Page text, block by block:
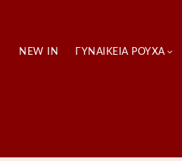
NEW IN ΓΥΝΑΙΚΕΊΑ ΡΟΎΧΑ